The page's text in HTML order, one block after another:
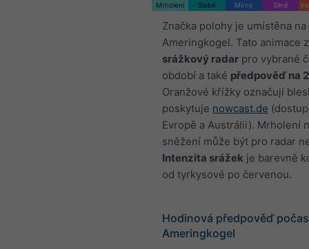
Mrholení Slabé Mírný Silné
Značka polohy je umístěna na
Ameringkogel. Tato animace
srážkový radar pro vybrané
období a také předpověď na
Oranžové křížky označují
poskytuje nowcast.de
Evropě a Austrálii). Mrholení
sněžení může být pro radar
Intenzita srážek je barevně
od tyrkysové po červenou.
Hodinová předpověď
Ameringkogel